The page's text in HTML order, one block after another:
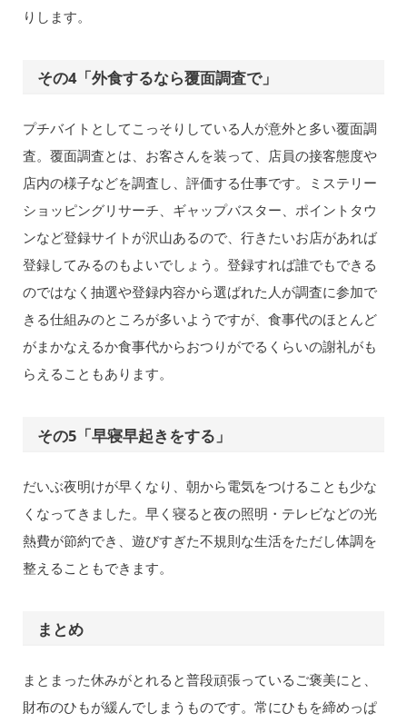
りします。
その4「外食するなら覆面調査で」
プチバイトとしてこっそりしている人が意外と多い覆面調
査。覆面調査とは、お客さんを装って、店員の接客態度や
店内の様子などを調査し、評価する仕事です。ミステリー
ショッピングリサーチ、ギャップバスター、ポイントタウ
ンなど登録サイトが沢山あるので、行きたいお店があれば
登録してみるのもよいでしょう。登録すれば誰でもできる
のではなく抽選や登録内容から選ばれた人が調査に参加で
きる仕組みのところが多いようですが、食事代のほとんど
がまかなえるか食事代からおつりがでるくらいの謝礼がも
らえることもあります。
その5「早寝早起きをする」
だいぶ夜明けが早くなり、朝から電気をつけることも少な
くなってきました。早く寝ると夜の照明・テレビなどの光
熱費が節約でき、遊びすぎた不規則な生活をただし体調を
整えることもできます。
まとめ
まとまった休みがとれると普段頑張っているご褒美にと、
財布のひもが緩んでしまうものです。常にひもを締めっぱ